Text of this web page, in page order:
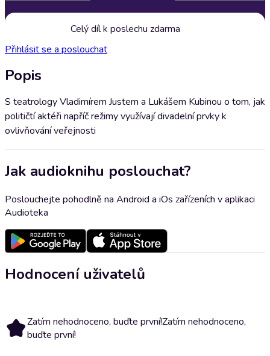
Celý díl k poslechu zdarma
Přihlásit se a poslouchat
Popis
S teatrology Vladimírem Justem a Lukášem Kubinou o tom, jak
političtí aktéři napříč režimy využívají divadelní prvky k
ovlivňování veřejnosti
Jak audioknihu poslouchat?
Poslouchejte pohodlně na Android a iOs zařízeních v aplikaci
Audioteka
Hodnocení uživatelů
Zatím nehodnoceno, buďte první!Zatím nehodnoceno,
buďte první!